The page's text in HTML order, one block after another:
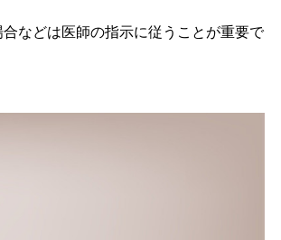
などは医師の指示に従うことが重要で